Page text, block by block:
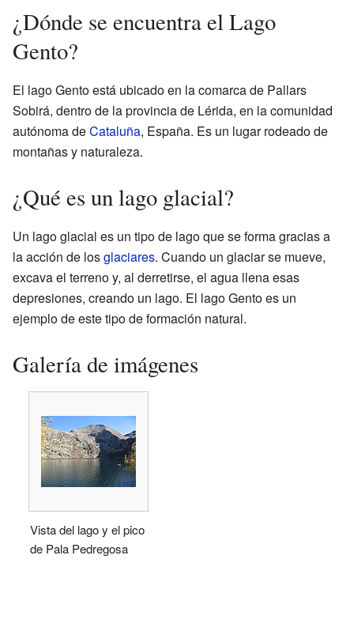
¿Dónde se encuentra el Lago
Gento?
El lago Gento está ubicado en la comarca de Pallars
Sobirá, dentro de la provincia de Lérida, en la comunidad
autónoma deCataluña, España. Es un lugar rodeado de
montañas y naturaleza.
¿Qué es un lago glacial?
Un lago glacial es un tipo de lago que se forma gracias a
la acción de losglaciares. Cuando un glaciar se mueve,
excava el terreno y, al derretirse, el agua llena esas
depresiones, creando un lago. El lago Gento es un
ejemplo de este tipo de formación natural.
Galería de imágenes
Vista del lago y el pico
de Pala Pedregosa